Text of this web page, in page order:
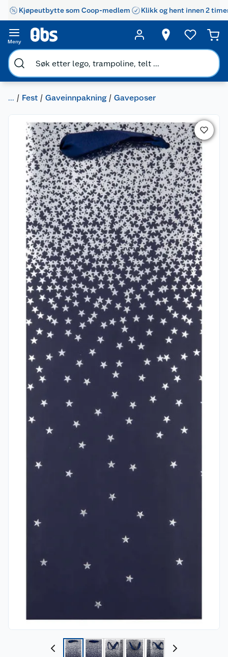
Kjøpeutbytte som Coop-medlem Klikk og hent innen 2
Meny
... Fest Gaveinnpakning Gaveposer